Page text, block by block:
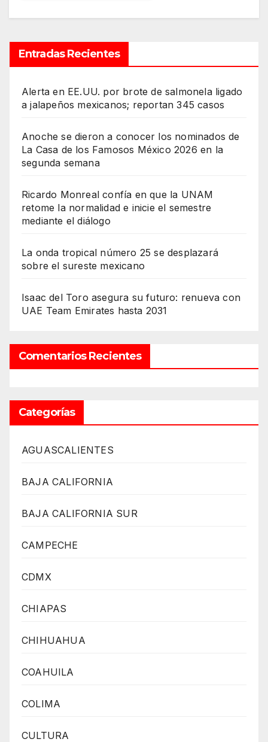
Entradas Recientes
Alerta en EE.UU. por brote de salmonela ligado
a jalapeños mexicanos; reportan 345 casos
Anoche se dieron a conocer los nominados de
La Casa de los Famosos México 2026 en la
segunda semana
Ricardo Monreal confía en que la UNAM
retome la normalidad e inicie el semestre
mediante el diálogo
La onda tropical número 25 se desplazará
sobre el sureste mexicano
Isaac del Toro asegura su futuro: renueva con
UAE Team Emirates hasta 2031
Comentarios Recientes
Categorías
AGUASCALIENTES
BAJA CALIFORNIA
BAJA CALIFORNIA SUR
CAMPECHE
CDMX
CHIAPAS
CHIHUAHUA
COAHUILA
COLIMA
CULTURA